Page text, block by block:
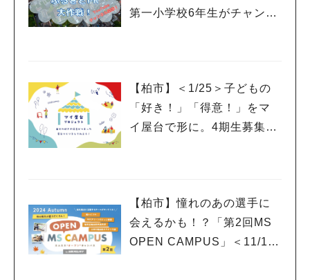
第一小学校6年生がチャンネ
【柏市】＜1/25＞子どもの
「好き！」「得意！」をマ
イ屋台で形に。4期生募集の
【柏市】憧れのあの選手に
会えるかも！？「第2回MS
OPEN CAMPUS」＜11/17